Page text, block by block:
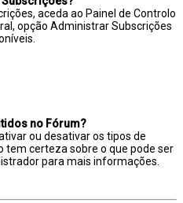
aceda ao Painel de Controlo
opção Administrar Subscrições
no Fórum?
ou desativar os tipos de
tem certeza sobre o que pode ser
para mais informações.